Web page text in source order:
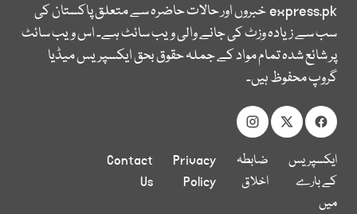
express.pkخبروں اور حالات حاضرہ سے متعلق پاکستان کی
سب سے زیادہ وزٹ کی جانے والی ویب سائٹ ہے۔ اس ویب سائٹ
پر شائع شدہ تمام مواد کے جملہ حقوق بحق ایکسپریس میڈیا
گروپ محفوظ ہیں۔
ایکسپریس
کے بارے
میں
ضابطہ
اخلاق
Privacy
Policy
Contact
Us